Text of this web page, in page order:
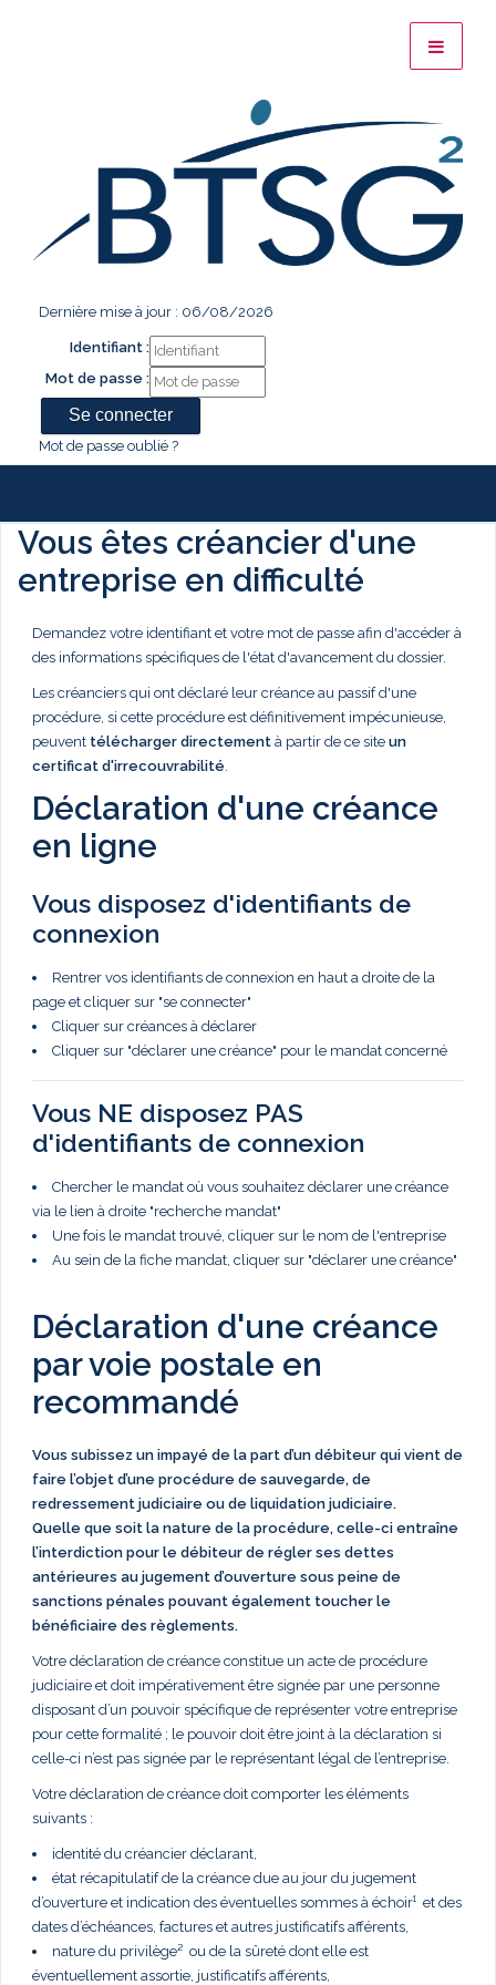
Dernière mise à jour : 06/08/2026
Identifiant :
Mot de passe :
Mot de passe oublié ?
Vous êtes créancier d'une
entreprise en difficulté
Demandez votre identifiant et votre mot de passe afin d'accéder à
des informations spécifiques de l'état d'avancement du dossier.
Les créanciers qui ont déclaré leur créance au passif d'une
procédure, si cette procédure est définitivement impécunieuse,
peuvent télécharger directement à partir de ce site un
certificat d'irrecouvrabilité.
Déclaration d'une créance
en ligne
Vous disposez d'identifiants de
connexion
Rentrer vos identifiants de connexion en haut a droite de la
page et cliquer sur "se connecter"
Cliquer sur créances à déclarer
Cliquer sur "déclarer une créance" pour le mandat concerné
Vous NE disposez PAS
d'identifiants de connexion
Chercher le mandat où vous souhaitez déclarer une créance
via le lien à droite "recherche mandat"
Une fois le mandat trouvé, cliquer sur le nom de l'entreprise
Au sein de la fiche mandat, cliquer sur "déclarer une créance"
Déclaration d'une créance
par voie postale en
recommandé
Vous subissez un impayé de la part d’un débiteur qui vient de
faire l’objet d’une procédure de sauvegarde, de
redressement judiciaire ou de liquidation judiciaire.
Quelle que soit la nature de la procédure, celle-ci entraîne
l’interdiction pour le débiteur de régler ses dettes
antérieures au jugement d’ouverture sous peine de
sanctions pénales pouvant également toucher le
bénéficiaire des règlements.
Votre déclaration de créance constitue un acte de procédure
judiciaire et doit impérativement être signée par une personne
disposant d’un pouvoir spécifique de représenter votre entreprise
pour cette formalité ; le pouvoir doit être joint à la déclaration si
celle-ci n’est pas signée par le représentant légal de l’entreprise.
Votre déclaration de créance doit comporter les éléments
suivants :
identité du créancier déclarant,
état récapitulatif de la créance due au jour du jugement
d’ouverture et indication des éventuelles sommes à échoir¹ et des
dates d’échéances, factures et autres justificatifs afférents,
nature du privilège² ou de la sûreté dont elle est
éventuellement assortie, justificatifs afférents,